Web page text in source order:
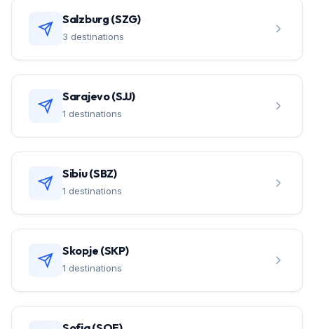
Salzburg (SZG)
3 destinations
Sarajevo (SJJ)
1 destinations
Sibiu (SBZ)
1 destinations
Skopje (SKP)
1 destinations